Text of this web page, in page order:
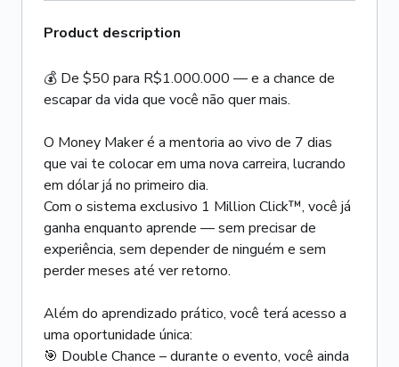
Product description
💰 De $50 para R$1.000.000 — e a chance de
escapar da vida que você não quer mais.
O Money Maker é a mentoria ao vivo de 7 dias
que vai te colocar em uma nova carreira, lucrando
em dólar já no primeiro dia.
Com o sistema exclusivo 1 Million Click™, você já
ganha enquanto aprende — sem precisar de
experiência, sem depender de ninguém e sem
perder meses até ver retorno.
Além do aprendizado prático, você terá acesso a
uma oportunidade única:
🎯 Double Chance – durante o evento, você ainda